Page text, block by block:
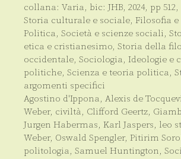
collana: Varia, bic: JHB, 2024, pp 512,
Storia culturale e sociale, Filosofia e
Politica, Società e scienze sociali,
etica e cristianesimo, Storia della
occidentale, Sociologia, Ideologie e
politiche, Scienza e teoria politica,
argomenti specifici
Agostino d'Ippona, Alexis de
Weber, civiltà, Clifford Geertz,
Jurgen Habermas, Karl Jaspers, leo
Weber, Oswald Spengler, Pitirim
politologia, Samuel Huntington,